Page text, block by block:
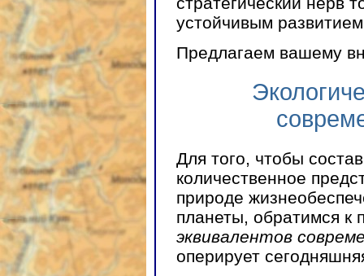
устойчивым
Предлагаем вашему
Для того, чтобы
количественное
природе
планеты, обратимся к
эквивалентов
оперирует